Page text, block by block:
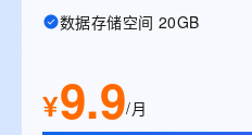
数据存储空间 20GB
¥9.9/月